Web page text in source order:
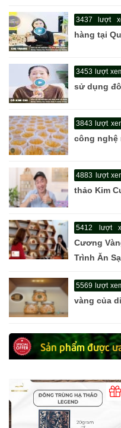
3437 lượt
hàng tại
3453 lượt
sử dụng
3843 lượt
công nghệ
4883 lượt
thảo Kim
5412 lượt
Cương
Trình Ăn
5569 lượt
vàng của
Sản phẩm được